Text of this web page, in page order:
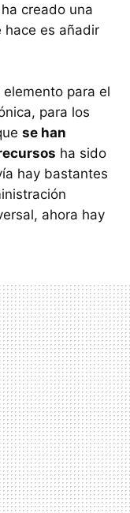
creado una
hace es añadir
para el
para los
se han
ha sido
hay bastantes
ahora hay